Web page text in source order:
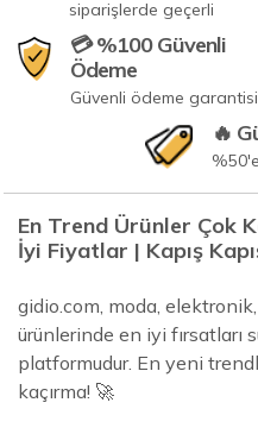
siparişlerde geçerli
💳 %100 Güvenli
Ödeme
Güvenli ödeme garantisi
🔥
En Trend Ürünler Çok
İyi Fiyatlar | Kapış
gidio.com, moda,
ürünlerinde en iyi fırsatları
platformudur. En yeni
kaçırma! 🚀